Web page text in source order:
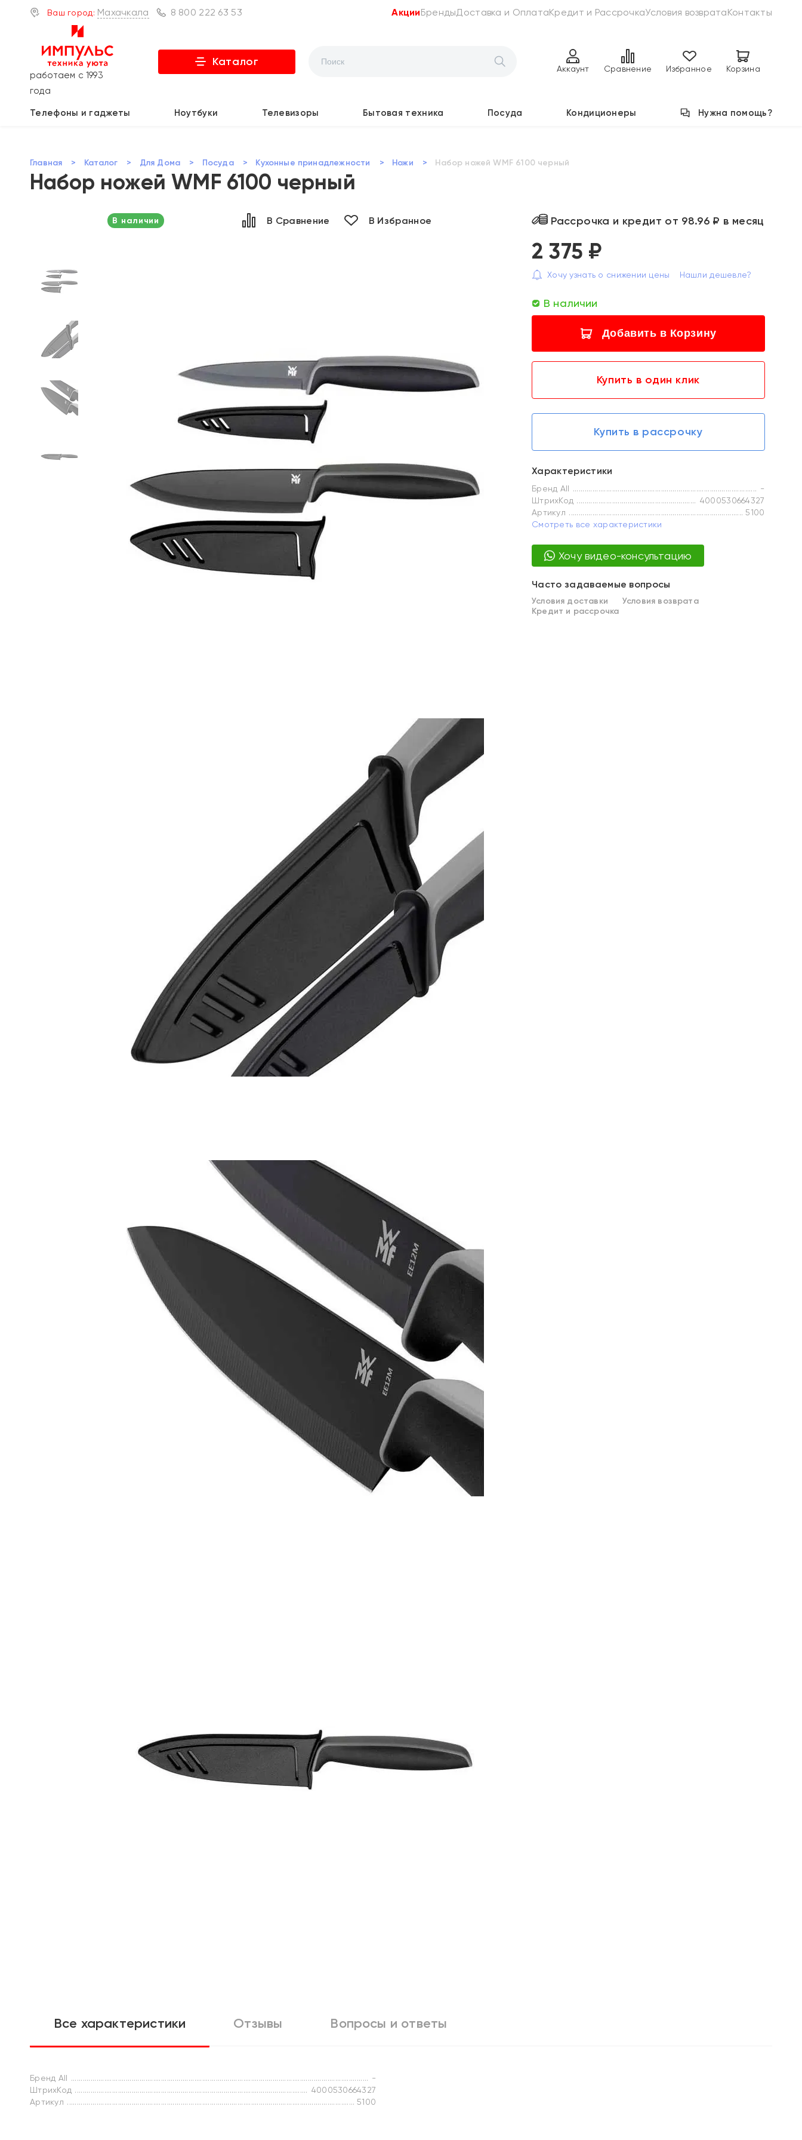
Ваш город: Махачкала 8 800 222 63 53 АкцииБрендыДоставка и ОплатаКредит и РассрочкаУсловия возвратаКонтакты
работаем с 1993
года
Каталог
Аккаунт Сравнение Избранное Корзина
Телефоны и гаджеты Ноутбуки Телевизоры Бытовая техника Посуда Кондиционеры Нужна помощь?
Главная > Каталог > Для Дома > Посуда > Кухонные принадлежности > Ножи > Набор ножей WMF 6100 черный
Набор ножей WMF 6100 черный
В наличии В Сравнение В Избранное Рассрочка и кредит от 98.96 ₽ в месяц
2 375 ₽
Хочу узнать о снижении цены Нашли дешевле?
В наличии
Добавить в Корзину
Купить в один клик
Купить в рассрочку
Характеристики
Бренд All
-
ШтрихКод
4000530664327
Артикул
5100
Смотреть все характеристики
Хочу видео-консультацию
Часто задаваемые вопросы
Условия доставки
Условия возврата
Кредит и рассрочка
Все характеристики Отзывы Вопросы и ответы
Бренд All
-
ШтрихКод
4000530664327
Артикул
5100